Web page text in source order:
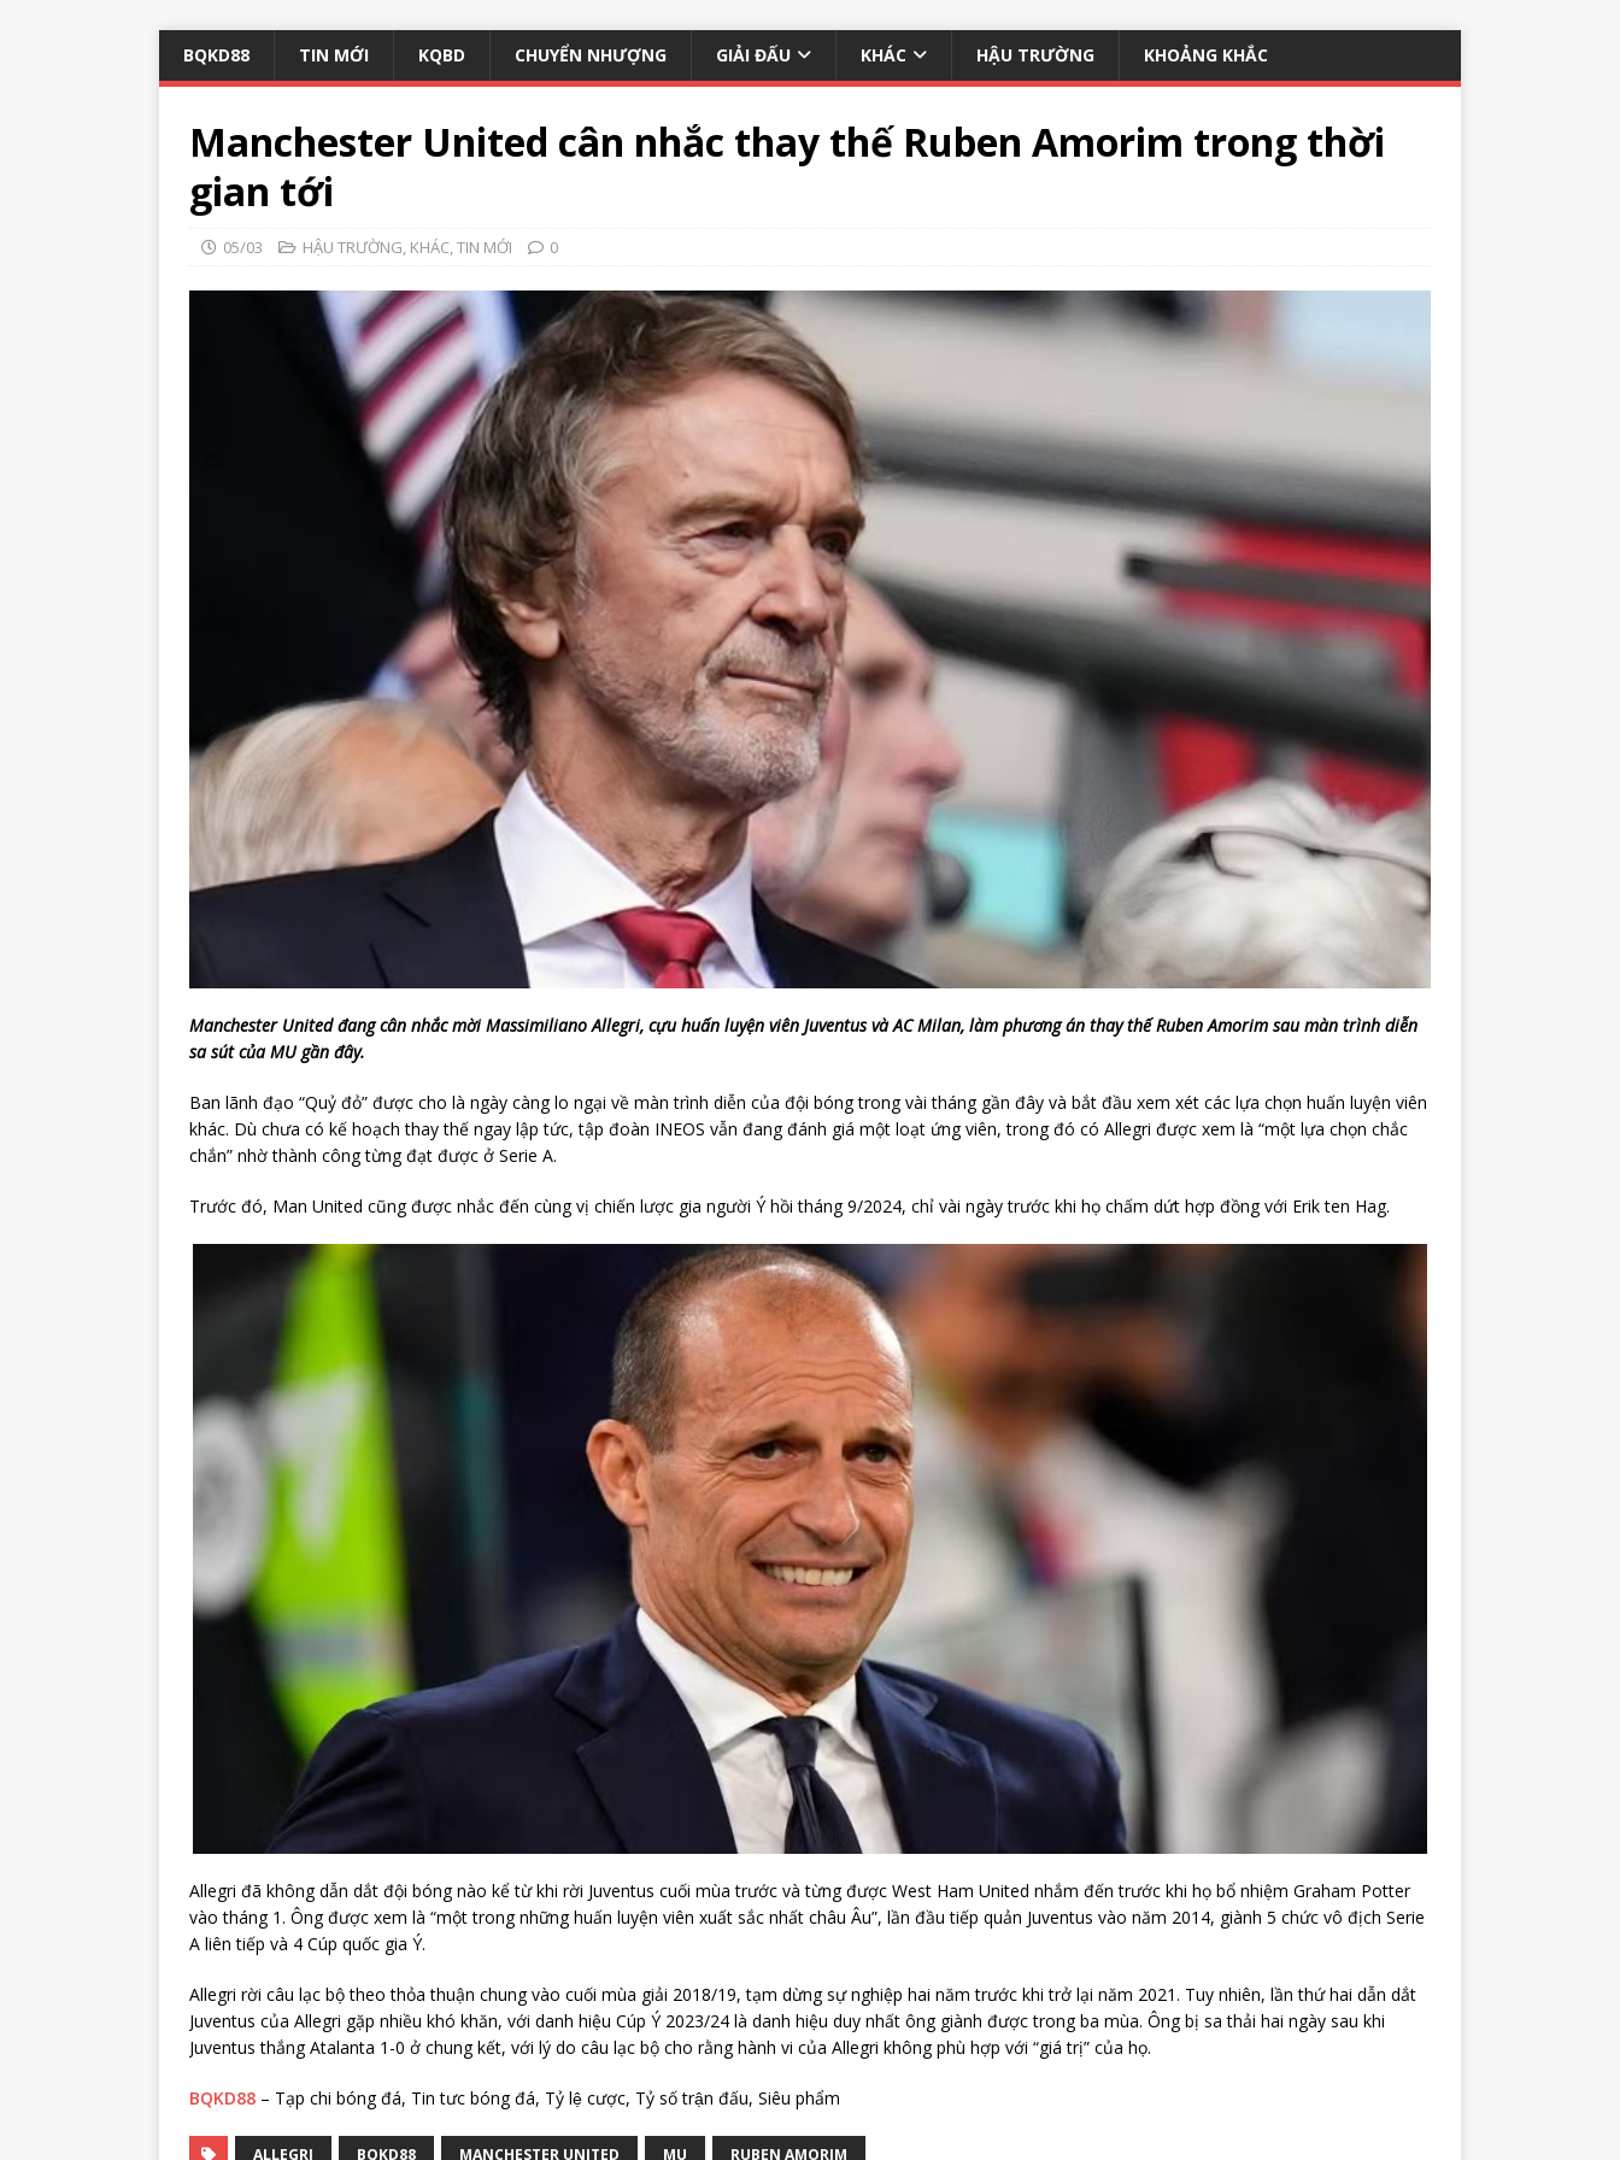
BQKD88 TIN MỚI KQBD CHUYỂN NHƯỢNG GIẢI ĐẤU KHÁC HẬU TRƯỜNG KHOẢNG KHẮC
Manchester United cân nhắc thay thế Ruben Amorim trong thời
gian tới
05/03 HẬU TRƯỜNG, KHÁC,TIN MỚI 0
Manchester United đang cân nhắc mời Massimiliano Allegri, cựu huấn luyện viên Juventus và AC Milan, làm phương án thay thế Ruben Amorim sau màn trình diễn
sa sút của MU gần đây.
Ban lãnh đạo “Quỷ đỏ” được cho là ngày càng lo ngại về màn trình diễn của đội bóng trong vài tháng gần đây và bắt đầu xem xét các lựa chọn huấn luyện viên
khác. Dù chưa có kế hoạch thay thế ngay lập tức, tập đoàn INEOS vẫn đang đánh giá một loạt ứng viên, trong đó có Allegri được xem là “một lựa chọn chắc
chắn” nhờ thành công từng đạt được ở Serie A.
Trước đó, Man United cũng được nhắc đến cùng vị chiến lược gia người Ý hồi tháng 9/2024, chỉ vài ngày trước khi họ chấm dứt hợp đồng với Erik ten Hag.
Allegri đã không dẫn dắt đội bóng nào kể từ khi rời Juventus cuối mùa trước và từng được West Ham United nhắm đến trước khi họ bổ nhiệm Graham Potter
vào tháng 1. Ông được xem là “một trong những huấn luyện viên xuất sắc nhất châu Âu”, lần đầu tiếp quản Juventus vào năm 2014, giành 5 chức vô địch Serie
A liên tiếp và 4 Cúp quốc gia Ý.
Allegri rời câu lạc bộ theo thỏa thuận chung vào cuối mùa giải 2018/19, tạm dừng sự nghiệp hai năm trước khi trở lại năm 2021. Tuy nhiên, lần thứ hai dẫn dắt
Juventus của Allegri gặp nhiều khó khăn, với danh hiệu Cúp Ý 2023/24 là danh hiệu duy nhất ông giành được trong ba mùa. Ông bị sa thải hai ngày sau khi
Juventus thắng Atalanta 1-0 ở chung kết, với lý do câu lạc bộ cho rằng hành vi của Allegri không phù hợp với “giá trị” của họ.
BQKD88 – Tạp chi bóng đá, Tin tưc bóng đá, Tỷ lệ cược, Tỷ số trận đấu, Siêu phẩm
ALLEGRI BQKD88 MANCHESTER UNITED MU RUBEN AMORIM